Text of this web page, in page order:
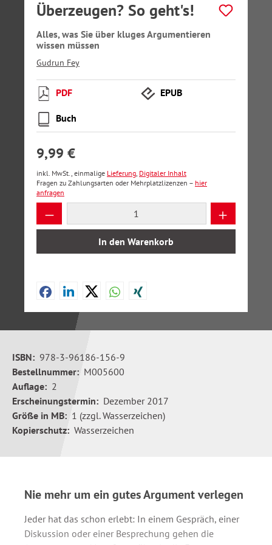
Überzeugen? So geht's!
Alles, was Sie über kluges Argumentieren
wissen müssen
Gudrun Fey
PDF EPUB
Buch
9,99 €
inkl. MwSt., einmalige Lieferung, Digitaler Inhalt
Fragen zu Zahlungsarten oder Mehrplatzlizenzen – hier
anfragen
Produkt Anzahl: Gib den gewünschten
In den Warenkorb
ISBN: 978-3-96186-156-9
Bestellnummer: M005600
Auflage: 2
Erscheinungstermin: Dezember 2017
Größe in MB: 1 (zzgl. Wasserzeichen)
Kopierschutz: Wasserzeichen
Nie mehr um ein gutes Argument verlegen
Jeder hat das schon erlebt: In einem Gespräch, einer
Diskussion oder einer Besprechung gehen die